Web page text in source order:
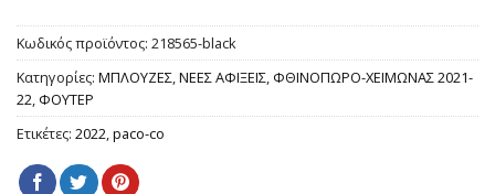
Κωδικός προϊόντος: 218565-black
Κατηγορίες: ΜΠΛΟΥΖΕΣ,ΝΕΕΣ ΑΦΙΞΕΙΣ, ΦΘΙΝΟΠΩΡΟ-ΧΕΙΜΩΝΑΣ 2021-
22, ΦΟΥΤΕΡ
Ετικέτες: 2022,paco-co